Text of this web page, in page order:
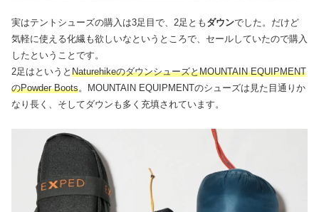
実はテントシューズの購入は3足目で、2足とも ダウンでした。だけど
気軽に使える化繊も欲しいなというところで、セールしていたので購入
したということです。
2足はというと NaturehikeのダウンシューズとMOUNTAIN EQUIPMENT
のPowder Boots。MOUNTAIN EQUIPMENTのシューズは見た目通りか
なり長く、そしてダウンも多く充填されています。